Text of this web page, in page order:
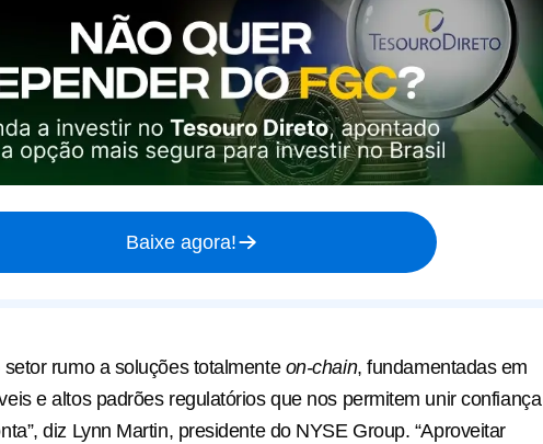
Baixe agora!
rumo a soluções totalmenteon-chain, fundamentadas em
​​e altos padrões regulatórios que nos permitem unir confiança
diz Lynn Martin, presidente do NYSE Group. “Aproveitar